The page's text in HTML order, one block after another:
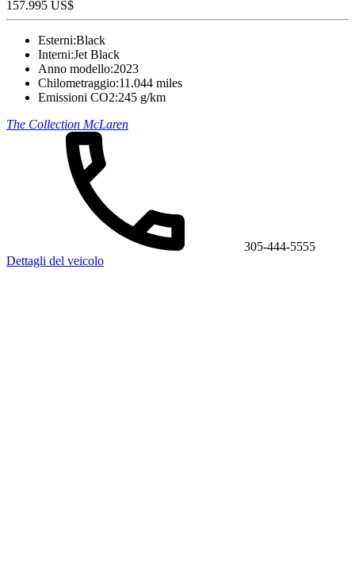
157.995 US$
Esterni:Black
Interni:Jet Black
Anno modello:2023
Chilometraggio:11.044 miles
Emissioni CO2:245 g/km
The Collection McLaren
305-444-5555
Dettagli del veicolo